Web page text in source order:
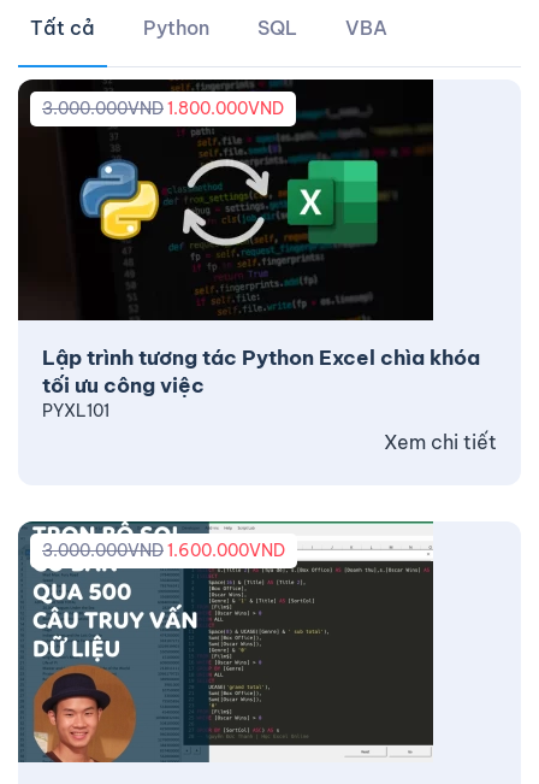
Tất cả Python SQL VBA
Lập trình tương tác Python Excel chìa khóa
tối ưu công việc
3.000.000VND1.800.000VND
PYXL101
Xem chi tiết
3.000.000VND1.600.000VND